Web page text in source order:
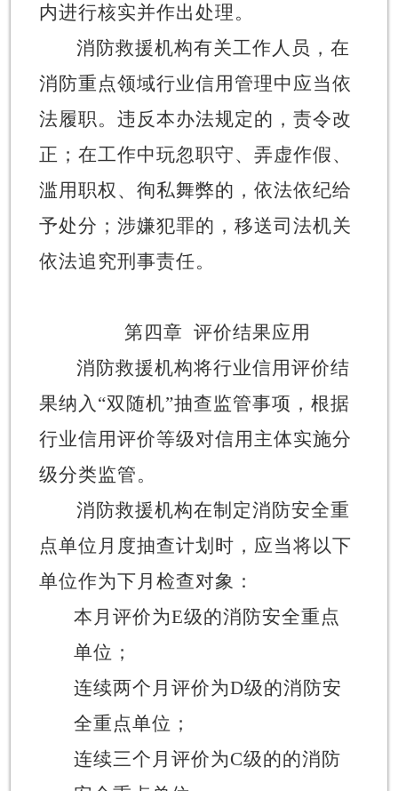
内进行核实并作出处理。
消防救援机构有关工作人员，在
消防重点领域行业信用管理中应当依
法履职。违反本办法规定的，责令改
正；在工作中玩忽职守、弄虚作假、
滥用职权、徇私舞弊的，依法依纪给
予处分；涉嫌犯罪的，移送司法机关
依法追究刑事责任。
第四章 评价结果应用
消防救援机构将行业信用评价结
果纳入 “双随机”抽查监管事项，根据
行业信用评价等级对信用主体实施分
级分类监管。
消防救援机构在制定消防安全重
点单位月度抽查计划时，应当将以下
单位作为下月检查对象：
本月评价为E级的消防安全重点
单位；
连续两个月评价为D级的消防安
全重点单位；
连续三个月评价为C级的的消防